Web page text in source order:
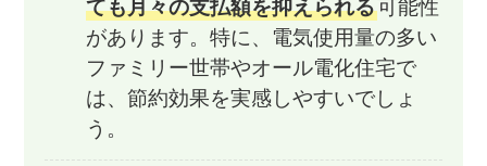
ても月々の支払額を抑えられる可能性
があります。特に、電気使用量の多い
ファミリー世帯やオール電化住宅で
は、節約効果を実感しやすいでしょ
う。